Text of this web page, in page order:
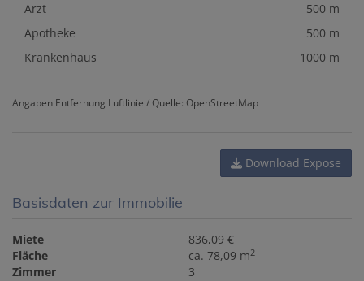
Arzt
500 m
Apotheke
500 m
Krankenhaus
1000 m
Angaben Entfernung Luftlinie / Quelle: OpenStreetMap
Download Expose
Basisdaten zur Immobilie
Miete
836,09 €
Fläche
ca. 78,09 m2
Zimmer 3